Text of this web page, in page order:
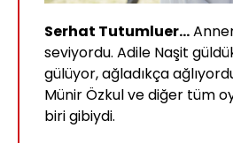
Serhat Tutumluer...
seviyordu. Adile Naşit
gülüyor, ağladıkça
Münir Özkul ve diğer tüm
biri gibiydi.